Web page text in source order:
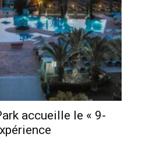
accueille le « 9-